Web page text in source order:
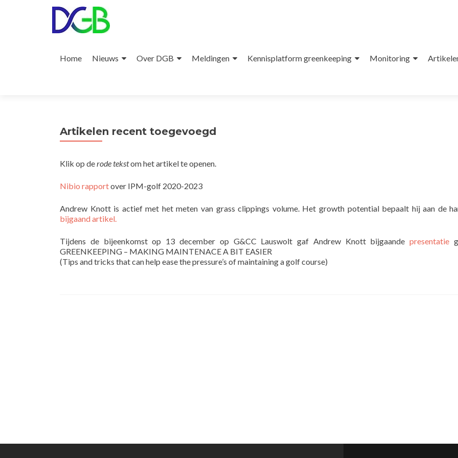
de
Home Nieuws Over DGB Meldingen Kennisplatform greenkeeping Monitoring
Artikelen recent toegevoegd
Klik op derode tekstom het artikel te openen.
Nibio rapportover IPM-golf 2020-2023
Andrew Knott is actief met het meten van grass clippings volume. Het growth potential bepaalt hij aan de
bijgaand artikel.
Tijdens de bijeenkomst op 13 december op G&CC Lauswolt gaf Andrew Knott bijgaandepresentatie
GREENKEEPING – MAKING MAINTENACE A BIT EASIER
(Tips and tricks that can help ease the pressure’s of maintaining a golf course)